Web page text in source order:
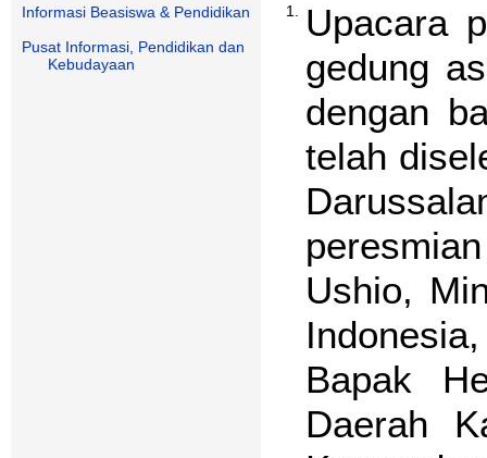
Informasi Beasiswa & Pendidikan
Pusat Informasi, Pendidikan dan
Kebudayaan
1. Upacara
gedung
dengan
telah
Ushio,
Bapak
Daerah